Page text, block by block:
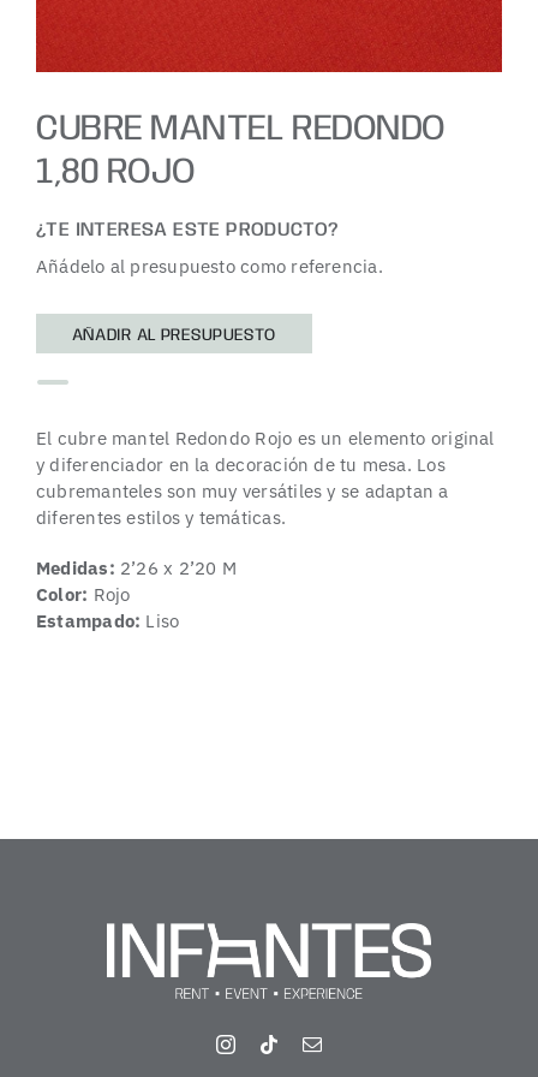
CUBRE MANTEL REDONDO
1,80 ROJO
¿TE INTERESA ESTE PRODUCTO?
Añádelo al presupuesto como referencia.
AÑADIR AL PRESUPUESTO
El cubre mantel Redondo Rojo es un elemento original
y diferenciador en la decoración de tu mesa. Los
cubremanteles son muy versátiles y se adaptan a
diferentes estilos y temáticas.
Medidas: 2’26 x 2’20 M
Color: Rojo
Estampado: Liso